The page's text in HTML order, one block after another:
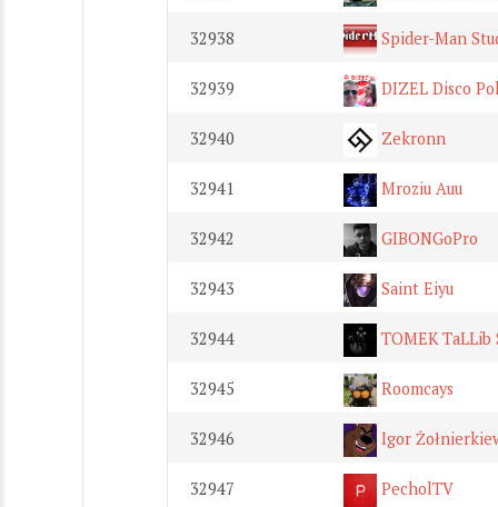
32938 Spider-Man
32939 DIZEL Disco
32940 Zekronn
32941 Mroziu Auu
32942 GIBONGoPro
32943 Saint Eiyu
32944 TOMEK TaLLib
32945 Roomcays
32946 Igor
32947 PecholTV